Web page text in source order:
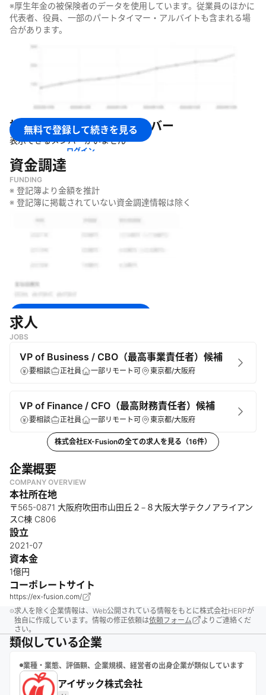
・化石燃料に依存しない究極のエネルギーであるレーザー核融合
エネルギーの実現を目指すため
・民間資本を導入し、高い開発リスクを受け入れながら実用化に
必要な技術開発を加速するため
カーボンニュートラルなエネルギー源の技術開発と安定した社
会基盤の構築に貢献するため
何をしているのか
レーザー核融合エネルギーの実用化に向けた研究開発
・
レーザー核融合商用炉の開発を加速するための技術開発
・レーザー核融合の過程で得られる最先端の光制御技術・知見等
を活用した様々な産業分野への貢献
※厚生年金の被保険者のデータを使用しています。従業員のほかに
代表者、役員、一部のパートタイマー・アルバイトも含まれる場
合があります。
無料で登録して続きを見る
ログイン
株式会社EX-Fusionのメンバー
表示できるメンバーがいません
資金調達
FUNDING
※ 登記簿より金額を推計
※ 登記簿に掲載されていない資金調達情報は除く
無料で登録して続きを見る
求人
JOBS
VP of Business / CBO（最高事業責任者）候補
要相談 正社員 一部リモート可 東京都/大阪府
VP of Finance / CFO（最高財務責任者）候補
要相談 正社員 一部リモート可 東京都/大阪府
株式会社EX-Fusionの全ての求人を見る（16件）
企業概要
COMPANY OVERVIEW
本社所在地
〒565-0871 大阪府吹田市山田丘２−８大阪大学テクノアライアン
スC棟 C806
設立
2021-07
資本金
1億円
コーポレートサイト
https://ex-fusion.com/
求人を除く企業情報は、Web公開されている情報をもとに株式会社HERPが
独自に作成しています。情報の修正依頼は依頼フォーム
よりご連絡くだ
さい。
類似している企業
業種・業態、評価額、企業規模、経営者の出身企業が類似しています
アイザック株式会社